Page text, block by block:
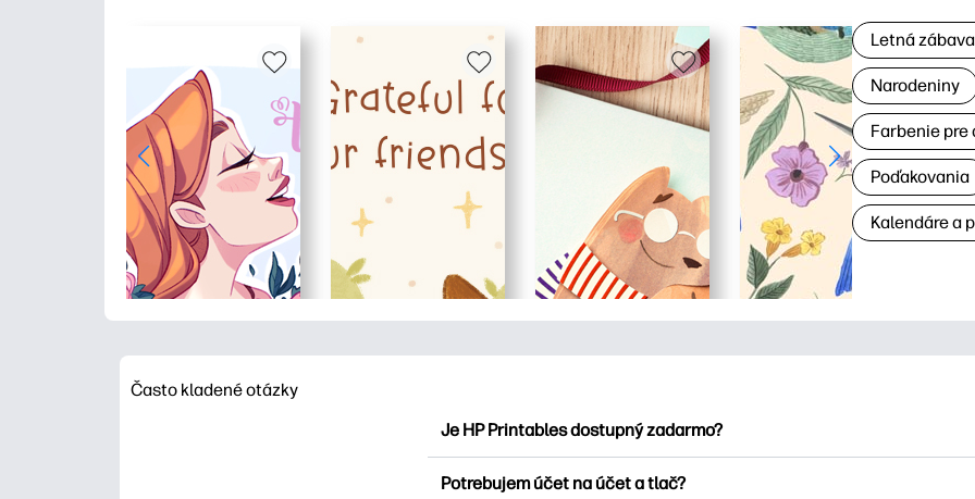
Letná zábava
Narodeniny
Farbenie pre
Poďakovania
Kalendáre a
Často kladené otázky
Je HP Printables dostupný zadarmo?
Potrebujem účet na účet a tlač?